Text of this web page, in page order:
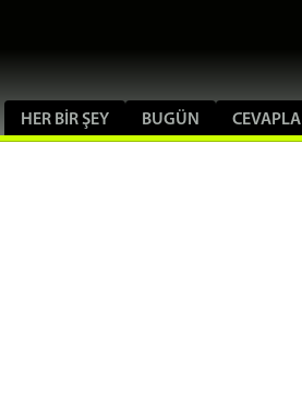
HER BIR ŞEY BUGÜN CEVAPLA